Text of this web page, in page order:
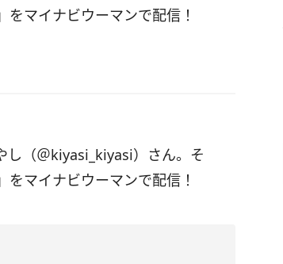
マイナビウーマンで配信！
（＠kiyasi_kiyasi）さん。そ
マイナビウーマンで配信！